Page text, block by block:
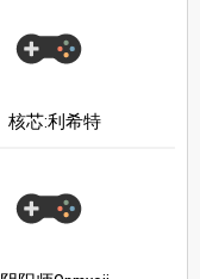
核芯:利希特